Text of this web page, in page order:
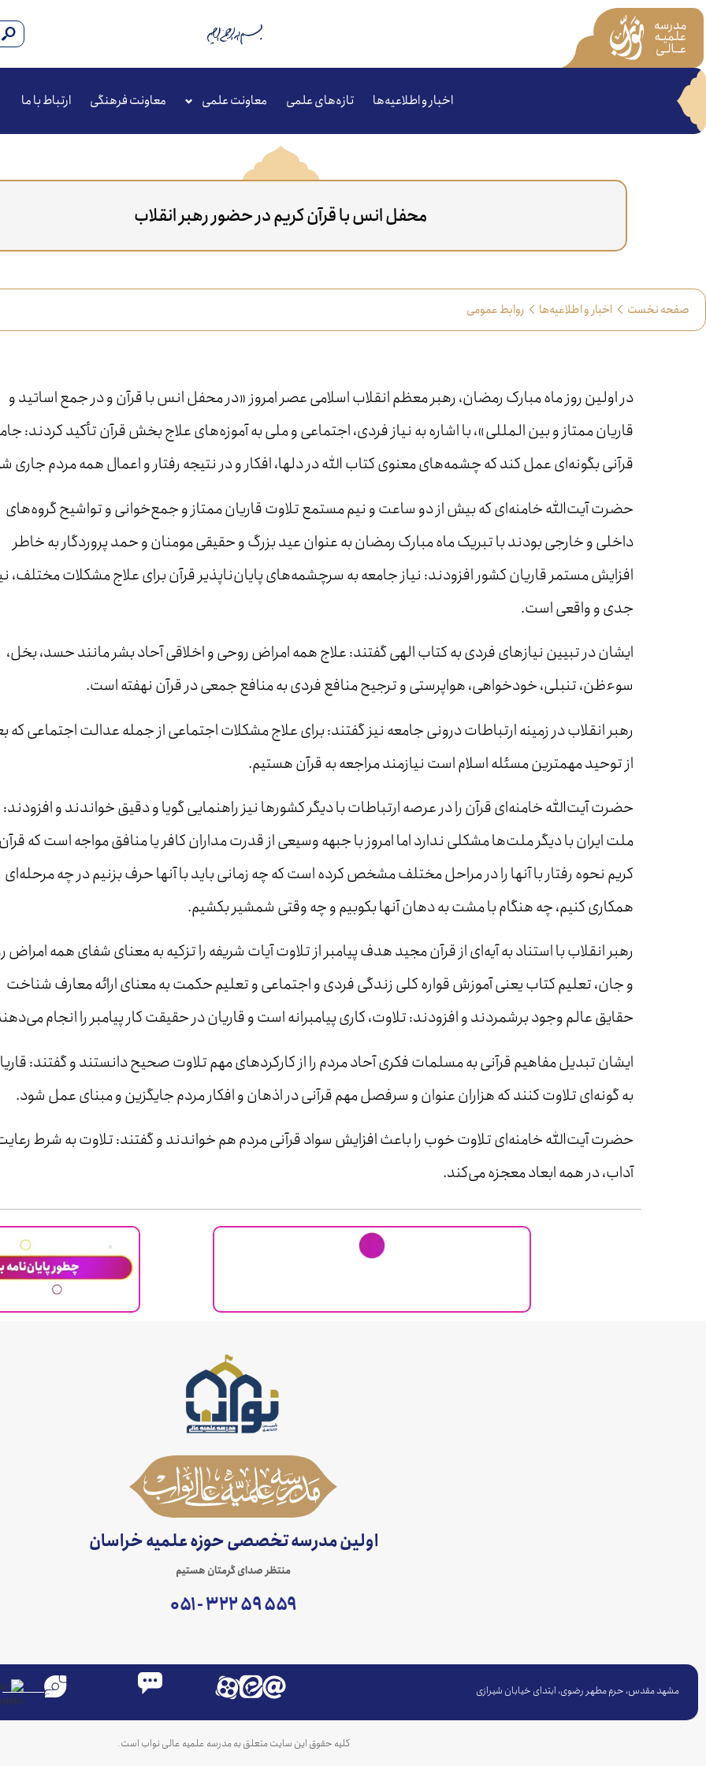
اخبار و اطلاعیه‌ها تازه‌های علمی معاونت علمی معاونت فرهنگی ارتباط با ما
محفل انس با قرآن کریم در حضور رهبر انقلاب
صفحه نخست اخبار و اطلاعیه‌ها روابط عمومی
در اولین روز ماه مبارک رمضان، رهبر معظم انقلاب اسلامی عصر امروز «در محفل انس با قرآن و در جمع اساتید و
قاریان ممتاز و بین المللی»، با اشاره به نیاز فردی، اجتماعی و ملی به آموزه‌های علاج بخش قرآن تأکید کردند:
قرآنی بگونه‌ای عمل کند که چشمه‌های معنوی کتاب الله در دلها، افکار و در نتیجه رفتار و اعمال همه مردم جاری
حضرت آیت‌الله خامنه‌ای که بیش از دو ساعت و نیم مستمع تلاوت قاریان ممتاز و جمع‌خوانی و تواشیح گروه‌های
داخلی و خارجی بودند با تبریک ماه مبارک رمضان به عنوان عید بزرگ و حقیقی مومنان و حمد پروردگار به خاطر
افزایش مستمر قاریان کشور افزودند: نیاز جامعه به سرچشمه‌های پایان‌ناپذیر قرآن برای علاج مشکلات مختلف،
جدی و واقعی است.
ایشان در تبیین نیازهای فردی به کتاب الهی گفتند: علاج همه امراض روحی و اخلاقی آحاد بشر مانند حسد، بخل،
سوءظن، تنبلی، خودخواهی، هواپرستی و ترجیح منافع فردی به منافع جمعی در قرآن نهفته است.
رهبر انقلاب در زمینه ارتباطات درونی جامعه نیز گفتند: برای علاج مشکلات اجتماعی از جمله عدالت اجتماعی که
از توحید مهمترین مسئله اسلام است نیازمند مراجعه به قرآن هستیم.
حضرت آیت‌الله خامنه‌ای قرآن را در عرصه ارتباطات با دیگر کشورها نیز راهنمایی گویا و دقیق خواندند و افزودند:
ملت ایران با دیگر ملت‌ها مشکلی ندارد اما امروز با جبهه وسیعی از قدرت مداران کافر یا منافق مواجه است که
کریم نحوه رفتار با آنها را در مراحل مختلف مشخص کرده است که چه زمانی باید با آنها حرف بزنیم در چه مرحله‌ای
همکاری کنیم، چه هنگام با مشت به دهان آنها بکوبیم و چه وقتی شمشیر بکشیم.
رهبر انقلاب با استناد به آیه‌ای از قرآن مجید هدف پیامبر از تلاوت آیات شریفه را تزکیه به معنای شفای همه امراض
و جان، تعلیم کتاب یعنی آموزش قواره کلی زندگی فردی و اجتماعی و تعلیم حکمت به معنای ارائه معارف شناخت
حقایق عالم وجود برشمردند و افزودند: تلاوت، کاری پیامبرانه است و قاریان در حقیقت کار پیامبر را انجام
ایشان تبدیل مفاهیم قرآنی به مسلمات فکری آحاد مردم را از کارکردهای مهم تلاوت صحیح دانستند و گفتند:
به گونه‌ای تلاوت کنند که هزاران عنوان و سرفصل مهم قرآنی در اذهان و افکار مردم جایگزین و مبنای عمل شود.
حضرت آیت‌الله خامنه‌ای تلاوت خوب را باعث افزایش سواد قرآنی مردم هم خواندند و گفتند: تلاوت به شرط
آداب، در همه ابعاد معجزه می‌کند.
اولین مدرسه تخصصی حوزه علمیه خراسان
منتظر صدای گرمتان هستیم
۵۵۹ ۵۹ ۳۲۲ - ۰۵۱
مشهد مقدس، حرم مطهر رضوی، ابتدای خیابان شیرازی
کلیه حقوق این سایت متعلق به مدرسه علمیه عالی نواب است.